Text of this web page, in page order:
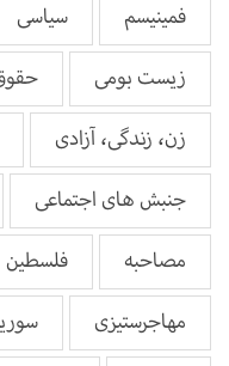
فمینیسم
سیاسی
زیست بومی
حقوق
زن، زندگی، آزادی
جنبش های اجتماعی
مصاحبه
فلسطین
مهاجرستیزی
سوریه